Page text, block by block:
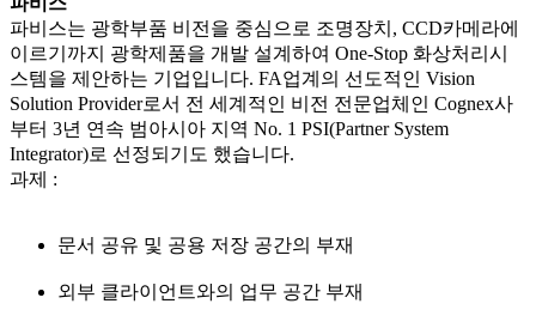
파비스는 광학부품 비전을 중심으로 조명장치, CCD카메라에
이르기까지 광학제품을 개발 설계하여 One-Stop 화상처리시
스템을 제안하는 기업입니다. FA업계의 선도적인 Vision
Solution Provider로서 전 세계적인 비전 전문업체인 Cognex사
부터 3년 연속 범아시아 지역 No. 1 PSI(Partner System
Integrator)로 선정되기도 했습니다.
과제 :
문서 공유 및 공용 저장 공간의 부재
외부 클라이언트와의 업무 공간 부재